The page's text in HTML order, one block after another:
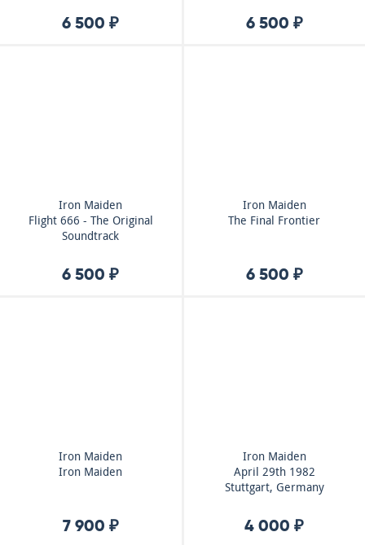
6 500 ₽ 6 500 ₽
Iron Maiden
Flight 666 - The Original
Soundtrack
6 500 ₽
Iron Maiden
The Final Frontier
6 500 ₽
Iron Maiden
Iron Maiden
7 900 ₽
Iron Maiden
April 29th 1982
Stuttgart, Germany
4 000 ₽